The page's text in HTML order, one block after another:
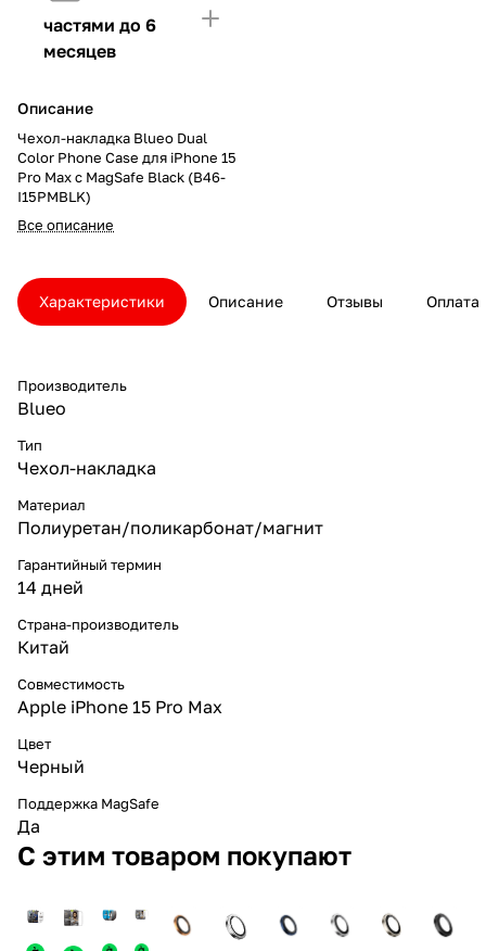
частями до 6
месяцев
Описание
Чехол-накладка Blueo Dual
Color Phone Case для iPhone 15
Pro Max с MagSafe Black (B46-
I15PMBLK)
Все описание
Характеристики Описание Отзывы Оплата
Производитель
Blueo
Тип
Чехол-накладка
Материал
Полиуретан/поликарбонат/магнит
Гарантийный термин
14 дней
Страна-производитель
Китай
Совместимость
Apple iPhone 15 Pro Max
Цвет
Черный
Поддержка MagSafe
Да
С этим товаром покупают